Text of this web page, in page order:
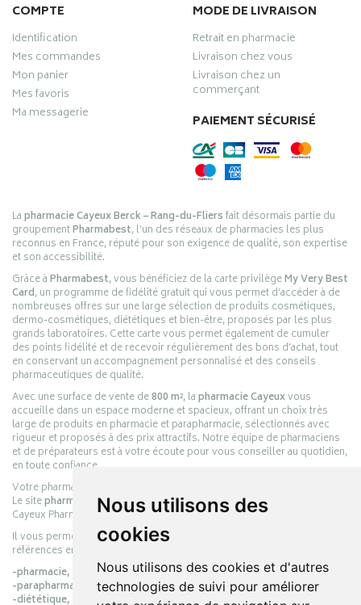
Nous utilisons des
cookies
Nous utilisons des cookies et d'autres
technologies de suivi pour améliorer
COMPTE
Identification
Mes commandes
Mon panier
Mes favoris
Ma messagerie
MODE DE LIVRAISON
Retrait en pharmacie
Livraison chez vous
Livraison chez un
commerçant
PAIEMENT SÉCURISÉ
Lapharmacie Cayeux Berck – Rang-du-Fliersfait désormais partie du
groupementPharmabest, l’un des réseaux de pharmacies les plus
reconnus en France, réputé pour son exigence de qualité, son expertise
et son accessibilité.
Grâce àPharmabest, vous bénéficiez de la carte privilègeMy Very Best
Card, un programme de fidélité gratuit qui vous permet d’accéder à de
nombreuses offres sur une large sélection de produits cosmétiques,
dermo-cosmétiques, diététiques et bien-être, proposés par les plus
grands laboratoires. Cette carte vous permet également de cumuler
des points fidélité et de recevoir régulièrement des bons d’achat, tout
en conservant un accompagnement personnalisé et des conseils
pharmaceutiques de qualité.
Avec une surface de vente de800 m², lapharmacie Cayeuxvous
accueille dans un espace moderne et spacieux, offrant un choix très
large de produits en pharmacie et parapharmacie, sélectionnés avec
rigueur et proposés à des prix attractifs. Notre équipe de pharmaciens
et de préparateurs est à votre écoute pour vous conseiller au quotidien,
en toute confiance.
Votre pharmacie en ligne :
Le sitepharmacie-cayeux.frest le prolongement digital de la pharmacie
Cayeux Pharmabest Berck-sur-Mer – Rang-du-Fliers.
Il vous permet de réaliser vos achats en ligne parmi des milliers de
références en :
-pharmacie,
-parapharmacie,
-diététique,